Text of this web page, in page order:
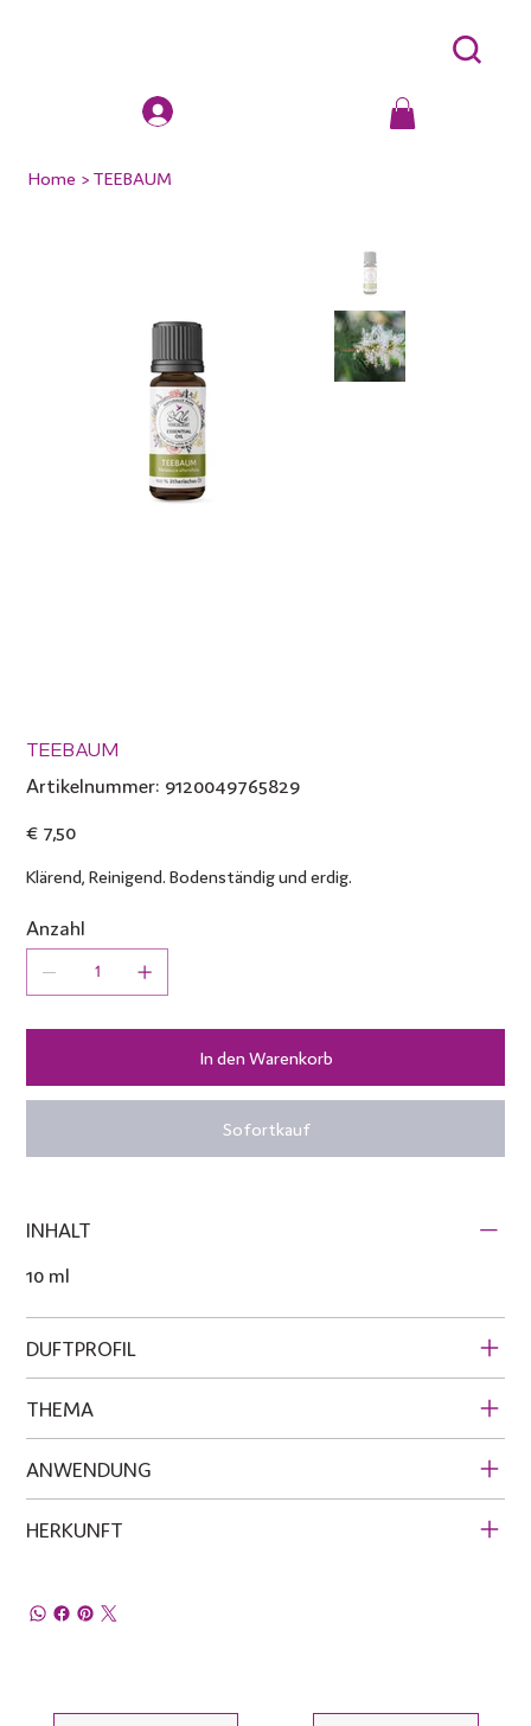
Home > TEEBAUM
TEEBAUM
Artikelnummer: 9120049765829
9120049765829
€ 7,50
Klärend, Reinigend. Bodenständig und erdig.
Anzahl
In den Warenkorb
Sofortkauf
INHALT
10 ml
DUFTPROFIL
THEMA
ANWENDUNG
HERKUNFT